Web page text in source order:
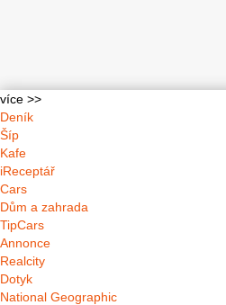
více >>
Deník
Šíp
Kafe
iReceptář
Cars
Dům a zahrada
TipCars
Annonce
Realcity
Dotyk
National Geographic